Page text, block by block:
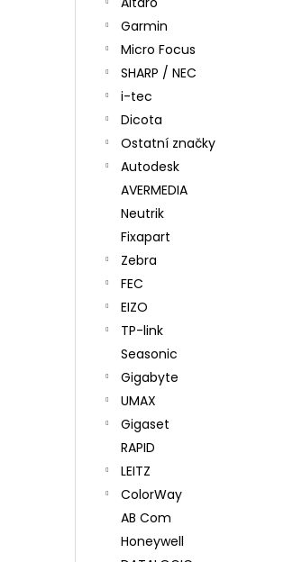
Garmin
Micro Focus
SHARP / NEC
i-tec
Dicota
Ostatní značky
Autodesk
AVERMEDIA
Neutrik
Fixapart
Zebra
FEC
EIZO
TP-link
Seasonic
Gigabyte
UMAX
Gigaset
RAPID
LEITZ
ColorWay
AB Com
Honeywell